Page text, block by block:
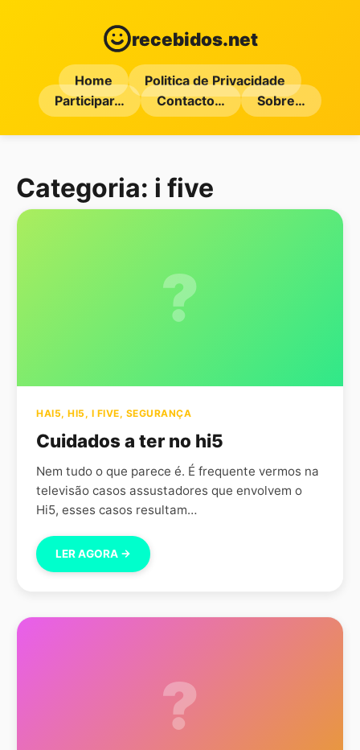
recebidos.net
Home
Politica de Privacidade
Participar…
Contacto… Sobre…
Categoria: i five
?
HAI5, HI5 , I FIVE, SEGURANÇA
Cuidados a ter no hi5
Nem tudo o que parece é. É frequente vermos na
televisão casos assustadores que envolvem o
Hi5, esses casos resultam…
LER AGORA →
?